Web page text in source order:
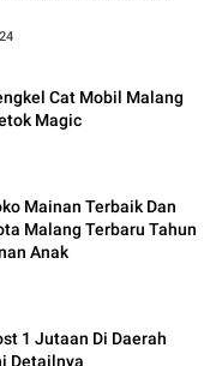
Cat Mobil Malang
Magic
Mainan Terbaik Dan
Malang Terbaru Tahun
Anak
1 Jutaan Di Daerah
Detailnya